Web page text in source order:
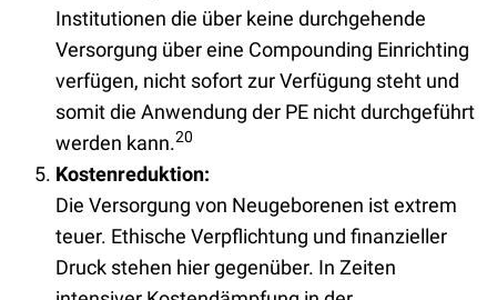
Institutionen die über keine durchgehende
Versorgung über eine Compounding Einrichting
verfügen, nicht sofort zur Verfügung steht und
somit die Anwendung der PE nicht durchgeführt
werden kann.20
Kostenreduktion:
Die Versorgung von Neugeborenen ist extrem
teuer. Ethische Verpflichtung und finanzieller
Druck stehen hier gegenüber. In Zeiten